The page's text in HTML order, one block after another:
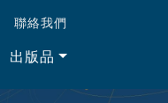
聯絡我們
出版品